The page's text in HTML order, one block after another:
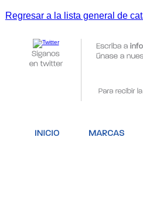
Regresar a la lista general de